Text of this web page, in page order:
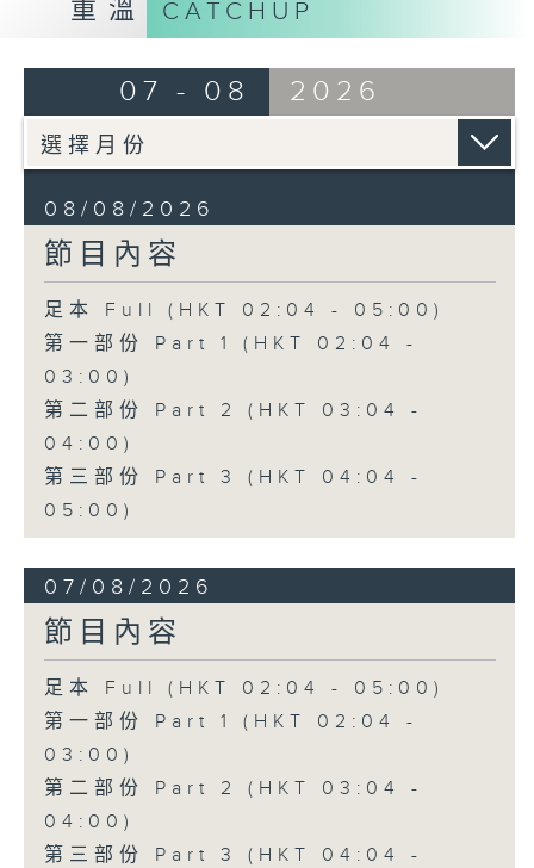
3. 「笑傲江湖之荒山訂情」
4. 「海棠香影月中搖」
由 嚴淑芳 主唱
5. 「夢會巫山」
6. 「魂夢繞山河」
由 李少芳 、許蓓 主唱
重溫 CATCHUP
07 - 08 2026
08/08/2026
節目內容
足本 Full (HKT 02:04 - 05:00)
第一部份 Part 1 (HKT 02:04 -
03:00)
第二部份 Part 2 (HKT 03:04 -
04:00)
第三部份 Part 3 (HKT 04:04 -
05:00)
07/08/2026
節目內容
足本 Full (HKT 02:04 - 05:00)
第一部份 Part 1 (HKT 02:04 -
03:00)
第二部份 Part 2 (HKT 03:04 -
04:00)
第三部份 Part 3 (HKT 04:04 -